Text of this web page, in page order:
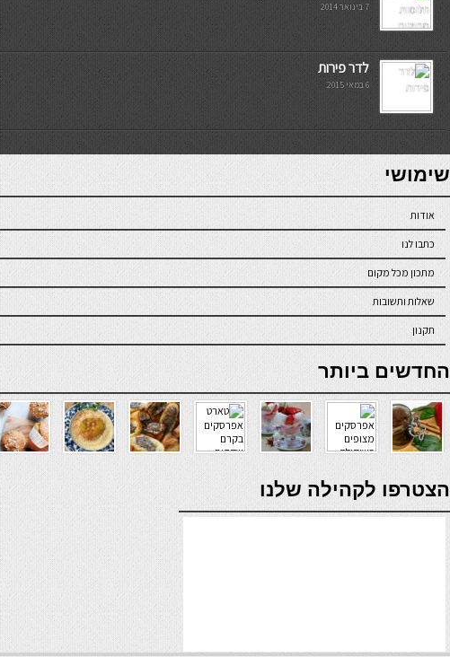
7 בינואר 2014
לדר פירות
6 במאי 2015
7slots
seriöse online casinos österreich
שימושי
אודות
כתבו לנו
מתכון מכל מקום
שאלות ותשובות
תקנון
online casino
החדשים ביותר
verde casino
הצטרפו לקהילה שלנו